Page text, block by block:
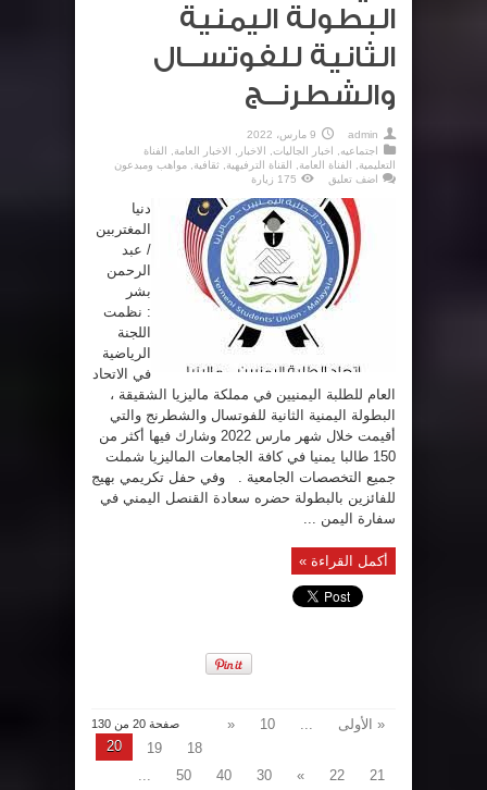
البطولة اليمنية
الثانية للفوتســال
والشطرنــج
admin
9 مارس، 2022
اجتماعيه, اخبار الجاليات, الاخبار , الاخبار العامة,
الفناة
التعليمية, الفناة العامة, القناة الترفيهية, ثقافية, مواهب ومبدعون
اضف تعليق
175 زيارة
دنيا
المغتربين
/ عبد
الرحمن
بشر
: نظمت
اللجنة
الرياضية
في الاتحاد
العام للطلبة اليمنيين في مملكة ماليزيا الشقيقة ،
البطولة اليمنية الثانية للفوتسال والشطرنج والتي
أقيمت خلال شهر مارس 2022 وشارك فيها أكثر من
150 طالبا يمنيا في كافة الجامعات الماليزيا شملت
جميع التخصصات الجامعية . وفي حفل تكريمي بهيج
للفائزين بالبطولة حضره سعادة القنصل اليمني في
سفارة اليمن ...
أكمل القراءة »
صفحة 20 من 130 « الأولى ...
10
«
18
19
20
21
22
»
30
40
50
...